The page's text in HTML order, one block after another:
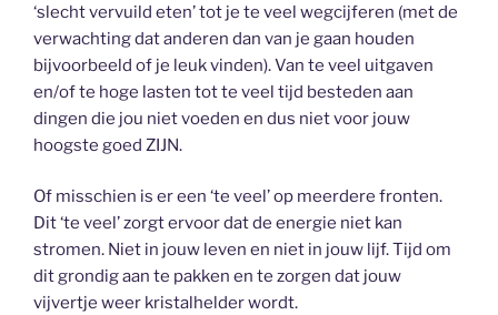
‘slecht vervuild eten’ tot je te veel wegcijferen (met de
verwachting dat anderen dan van je gaan houden
bijvoorbeeld of je leuk vinden). Van te veel uitgaven
en/of te hoge lasten tot te veel tijd besteden aan
dingen die jou niet voeden en dus niet voor jouw
hoogste goed ZIJN.
Of misschien is er een ‘te veel’ op meerdere fronten.
Dit ‘te veel’ zorgt ervoor dat de energie niet kan
stromen. Niet in jouw leven en niet in jouw lijf. Tijd om
dit grondig aan te pakken en te zorgen dat jouw
vijvertje weer kristalhelder wordt.